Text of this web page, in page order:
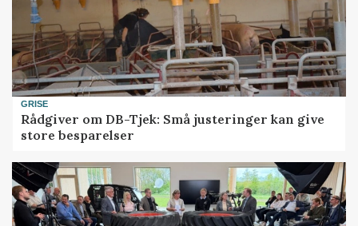
GRISE
Rådgiver om DB-Tjek: Små justeringer kan give
store besparelser